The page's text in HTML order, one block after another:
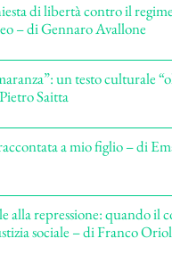
di libertà contro il
– di Gennaro Avallone
un testo culturale
Saitta
a mio figlio – di
alla repressione: quando il
sociale – di Franco